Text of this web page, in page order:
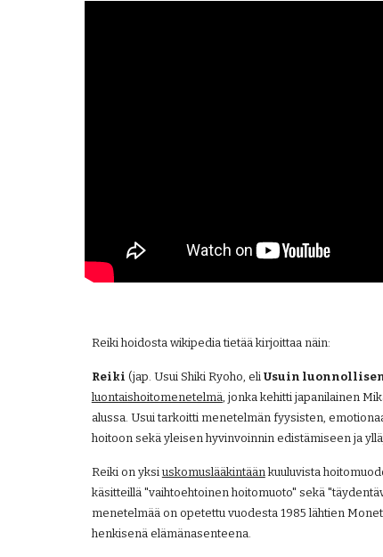
Reiki hoidosta wikipedia tietää kirjoittaa näin:
Reiki (jap. Usui Shiki Ryoho, eli Usuin
luontaishoitomenetelmä, jonka kehitti japanilainen
alussa. Usui tarkoitti menetelmän fyysisten,
hoitoon sekä yleisen hyvinvoinnin edistämiseen ja
Reiki on yksi uskomuslääkintään kuuluvista
käsitteillä "vaihtoehtoinen hoitomuoto" sekä
menetelmää on opetettu vuodesta 1985 lähtien
henkisenä elämänasenteena.